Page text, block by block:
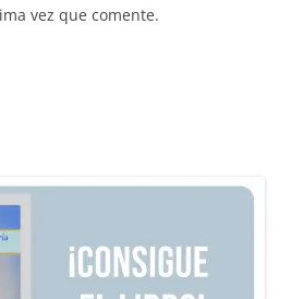
vez que comente.